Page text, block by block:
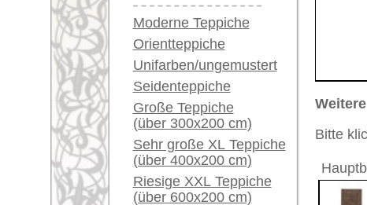
Blaue Teppiche
Graue Teppiche
Braune Teppiche
Blaue Teppiche
Grüne Teppiche
Rot/pink/flieder/lila
Beige/hell/cremefarben
Ein kleines Teppich-
Glossar...
Händler können ihre
großen Teppiche hier
verkaufen
Info Center
Häufige Fragen (FAQ)
Name/Provenienz:
Ursprungsland: Iran
307 x 84
Herstellungsjahr:
ca. 1940
Flor:
Grundfarbe:
Bemerkungen:
Unikat.
Der Flor